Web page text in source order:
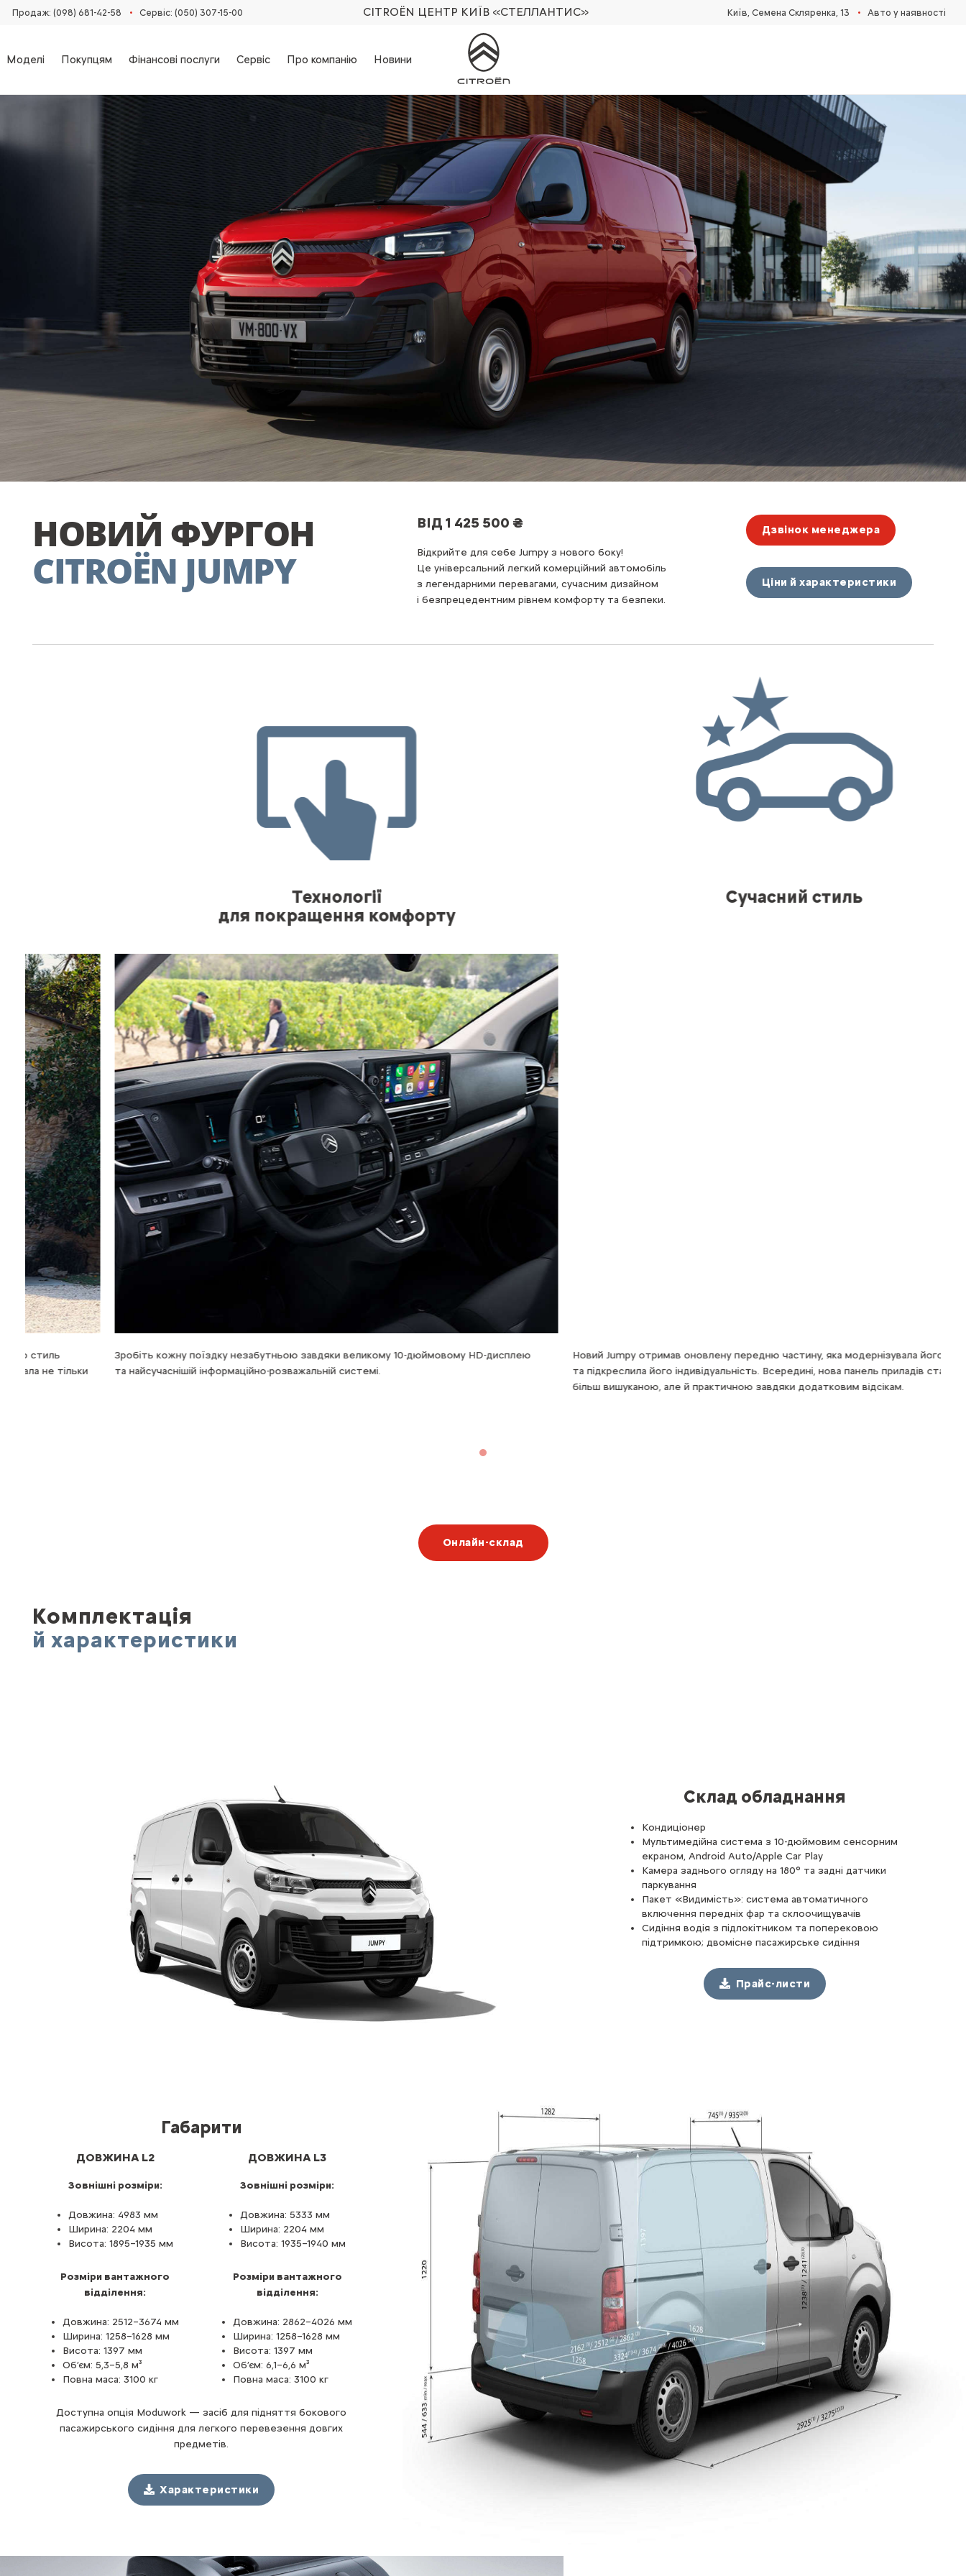
Продаж: (098) 681-42-58‬ • Сервіс: (050) 307-15-00 CITROËN ЦЕНТР КИЇВ «СТЕЛЛАНТИС» Київ, Cемена Скляренка, 13 • Авто у наявності
Моделі Покупцям Фінансові послуги Сервіс Про компанію Новини
НОВИЙ ФУРГОН
CITROËN JUMPY
ВІД 1 425 500 ₴
Відкрийте для себе Jumpy з нового боку!
Це універсальний легкий комерційний автомобіль
з легендарними перевагами, сучасним дизайном
і безпрецедентним рівнем комфорту та безпеки.
Дзвінок менеджера
Ціни й характеристики
Технології
для покращення комфорту
Зробіть кожну поїздку незабутньою завдяки великому 10-дюймовому HD-дисплею
та найсучаснішій інформаційно-розважальній системі.
Сучасний стиль
Новий Jumpy отримав оновлену передню частину, яка модернізувала його стиль
та підкреслила його індивідуальність. Всередині, нова панель приладів cтала не тільки
більш вишуканою, але й практичною завдяки додатковим відсікам.
Онлайн-склад
Комплектація
й характеристики
Склад обладнання
Кондиціонер
Мультимедійна система з 10-дюймовим сенсорним
екраном, Android Auto/Apple Car Play
Камера заднього огляду на 180° та задні датчики
паркування
Пакет «Видимість»: система автоматичного
включення передніх фар та склоочищувачів
Сидіння водія з підлокітником та поперековою
підтримкою; двомісне пасажирське сидіння
Прайс-листи
Габарити
ДОВЖИНА L2
Зовнішні розміри:
Довжина: 4983 мм
Ширина: 2204 мм
Висота: 1895–1935 мм
Розміри вантажного
відділення:
Довжина: 2512–3674 мм
Ширина: 1258–1628 мм
Висота: 1397 мм
Об’єм: 5,3–5,8 м³
Повна маса: 3100 кг
ДОВЖИНА L3
Зовнішні розміри:
Довжина: 5333 мм
Ширина: 2204 мм
Висота: 1935–1940 мм
Розміри вантажного
відділення:
Довжина: 2862–4026 мм
Ширина: 1258–1628 мм
Висота: 1397 мм
Об’єм: 6,1–6,6 м³
Повна маса: 3100 кг
Доступна опція Moduwork — засіб для підняття бокового
пасажирського сидіння для легкого перевезення довгих
предметів.
Характеристики